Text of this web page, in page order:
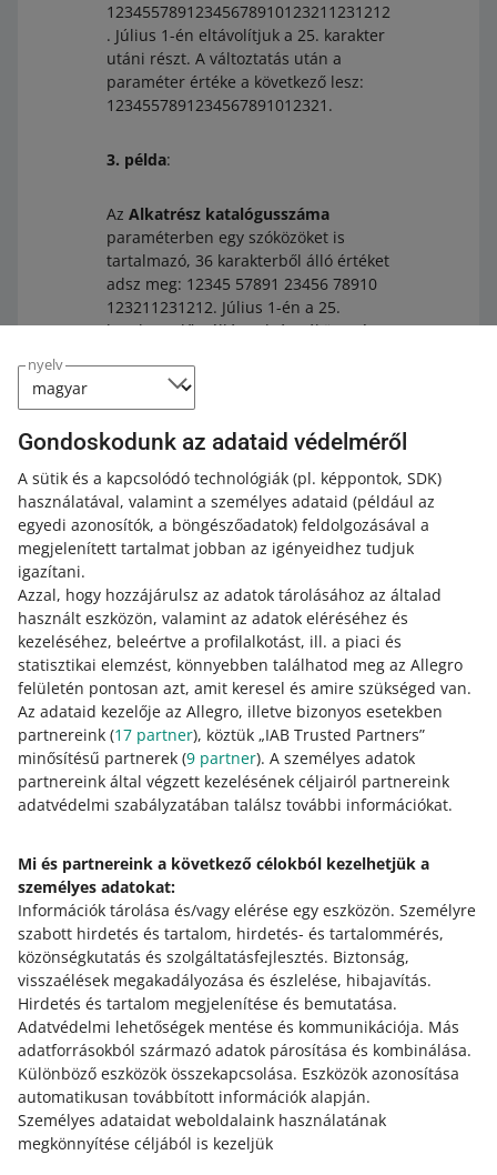
nyelv
Gondoskodunk az adataid védelméről
A sütik és a kapcsolódó technológiák (pl. képpontok, SDK)
használatával, valamint a személyes adataid (például az
egyedi azonosítók, a böngészőadatok) feldolgozásával a
megjelenített tartalmat jobban az igényeidhez tudjuk
igazítani.
Azzal, hogy hozzájárulsz az adatok tárolásához az általad
használt eszközön, valamint az adatok eléréséhez és
kezeléséhez, beleértve a profilalkotást, ill. a piaci és
statisztikai elemzést, könnyebben találhatod meg az Allegro
felületén pontosan azt, amit keresel és amire szükséged van.
Az adataid kezelője az Allegro, illetve bizonyos esetekben
partnereink (17 partner), köztük „IAB Trusted Partners”
minősítésű partnerek (9 partner). A személyes adatok
partnereink által végzett kezelésének céljairól partnereink
adatvédelmi szabályzatában találsz további információkat.
Mi és partnereink a következő célokból kezelhetjük a
személyes adatokat:
Információk tárolása és/vagy elérése egy eszközön. Személyre
szabott hirdetés és tartalom, hirdetés- és tartalommérés,
közönségkutatás és szolgáltatásfejlesztés. Biztonság,
visszaélések megakadályozása és észlelése, hibajavítás.
Hirdetés és tartalom megjelenítése és bemutatása.
Adatvédelmi lehetőségek mentése és kommunikációja. Más
adatforrásokból származó adatok párosítása és kombinálása.
Különböző eszközök összekapcsolása. Eszközök azonosítása
automatikusan továbbított információk alapján.
Személyes adataidat weboldalaink használatának
megkönnyítése céljából is kezeljük
12345578912345678910123211231212
. Július 1-én eltávolítjuk a 25. karakter
utáni részt. A változtatás után a
paraméter értéke a következő lesz:
1234557891234567891012321.
3. példa:
Az Alkatrész katalógusszáma
paraméterben egy szóközöket is
tartalmazó, 36 karakterből álló értéket
adsz meg: 12345 57891 23456 78910
123211231212. Július 1-én a 25.
karakter előtt álló utolsó szóköz után
töröljük. A változtatás után a
Ha nem szerkeszted az ajánlataidat, és nem javítod az
Alkatrész katalógusszáma
jétől hibás paraméterértékekkel jelenhetnek meg az
ajánlataid.
További információk a paraméterekről.
Hogyan értékeled ezeket a módosításokat/új
funkciókat?
0 1 2 3 4 5 6 7
8 9 10
Segítségre van szükséged?
Vedd fel velünk a kapcsolatot